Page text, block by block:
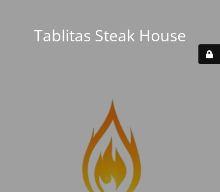
Tablitas Steak House